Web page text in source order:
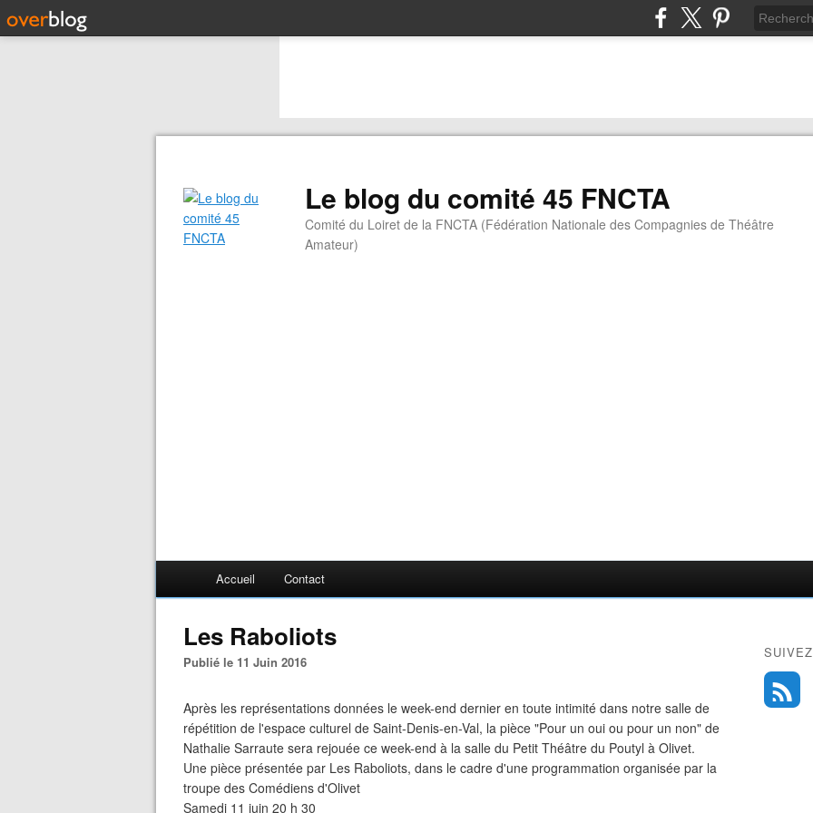
Le blog du comité 45 FNCTA
Comité du Loiret de la FNCTA (Fédération Nationale des Compagnies de Théâtre
Amateur)
Accueil Contact
Les Raboliots
Publié le 11 Juin 2016
Après les représentations données le week-end dernier en toute intimité dans notre salle de
répétition de l'espace culturel de Saint-Denis-en-Val, la pièce "Pour un oui ou pour un non" de
Nathalie Sarraute sera rejouée ce week-end à la salle du Petit Théâtre du Poutyl à Olivet.
Une pièce présentée par Les Raboliots, dans le cadre d'une programmation organisée par la
troupe des Comédiens d'Olivet
Samedi 11 juin 20 h 30